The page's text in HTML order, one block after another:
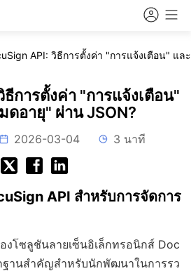
API: วิธีการตั้งค่า "การแจ้งเตือน" และ
การตั้งค่า "การแจ้งเตือน"
ดอายุ" ผ่าน JSON?
2026-03-04 3 นาที
API สำหรับการจัดการ
โซลูชันลายเซ็นอิเล็กทรอนิกส์ Doc
ฐานสำคัญสำหรับนักพัฒนาในการรว